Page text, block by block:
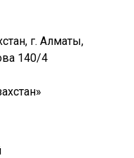
г. Алматы,
140/4